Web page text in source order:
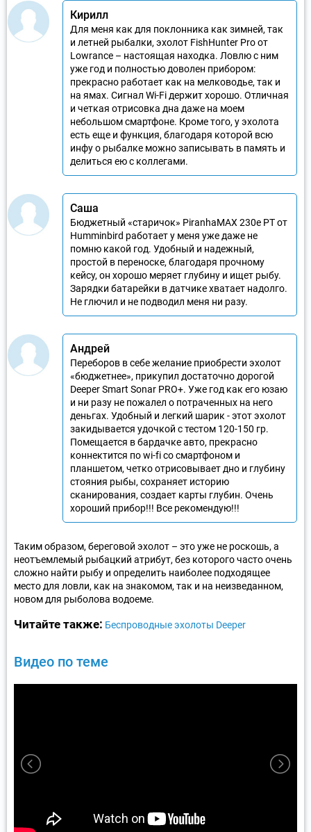
Кирилл
Для меня как для поклонника как зимней, так
и летней рыбалки, эхолот FishHunter Pro от
Lowrance – настоящая находка. Ловлю с ним
уже год и полностью доволен прибором:
прекрасно работает как на мелководье, так и
на ямах. Сигнал Wi-Fi держит хорошо. Отличная
и четкая отрисовка дна даже на моем
небольшом смартфоне. Кроме того, у эхолота
есть еще и функция, благодаря которой всю
инфу о рыбалке можно записывать в память и
делиться ею с коллегами.
Саша
Бюджетный «старичок» PiranhaMAX 230e PT от
Humminbird работает у меня уже даже не
помню какой год. Удобный и надежный,
простой в переноске, благодаря прочному
кейсу, он хорошо меряет глубину и ищет рыбу.
Зарядки батарейки в датчике хватает надолго.
Не глючил и не подводил меня ни разу.
Андрей
Переборов в себе желание приобрести эхолот
«бюджетнее», прикупил достаточно дорогой
Deeper Smart Sonar PRO+. Уже год как его юзаю
и ни разу не пожалел о потраченных на него
деньгах. Удобный и легкий шарик - этот эхолот
закидывается удочкой с тестом 120-150 гр.
Помещается в бардачке авто, прекрасно
коннектится по wi-fi со смартфоном и
планшетом, четко отрисовывает дно и глубину
стояния рыбы, сохраняет историю
сканирования, создает карты глубин. Очень
хороший прибор!!! Все рекомендую!!!
Таким образом, береговой эхолот – это уже не роскошь, а
неотъемлемый рыбацкий атрибут, без которого часто очень
сложно найти рыбу и определить наиболее подходящее
место для ловли, как на знакомом, так и на неизведанном,
новом для рыболова водоеме.
Читайте также: Беспроводные эхолоты Deeper
Видео по теме